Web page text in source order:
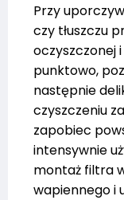
Przy
czy tłuszczu
oczyszczonej
punktowo,
następnie
czyszczeniu
zapobiec
intensywnie
montaż filtra
wapiennego i